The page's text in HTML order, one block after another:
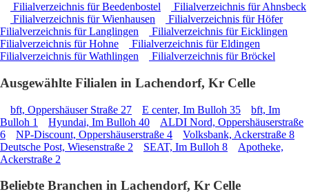
Filialverzeichnis für Beedenbostel
Filialverzeichnis für Ahnsbeck
Filialverzeichnis für Wienhausen
Filialverzeichnis für Höfer
Filialverzeichnis für Langlingen
Filialverzeichnis für Eicklingen
Filialverzeichnis für Hohne
Filialverzeichnis für Eldingen
Filialverzeichnis für Wathlingen
Filialverzeichnis für Bröckel
Ausgewählte Filialen in Lachendorf, Kr Celle
bft, Oppershäuser Straße 27 E center, Im Bulloh 35
bft, Im
Bulloh 1
Hyundai, Im Bulloh 40
ALDI Nord, Oppershäuserstraße
6
NP-Discount, Oppershäuserstraße 4
Volksbank, Ackerstraße 8
Deutsche Post, Wiesenstraße 2
SEAT, Im Bulloh 8
Apotheke,
Ackerstraße 2
Beliebte Branchen in Lachendorf, Kr Celle